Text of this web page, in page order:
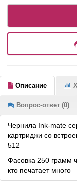
Описание
Вопрос-ответ (0)
Чернила Ink-mate
картриджи со
512
Фасовка 250 грамм
кто печатает много